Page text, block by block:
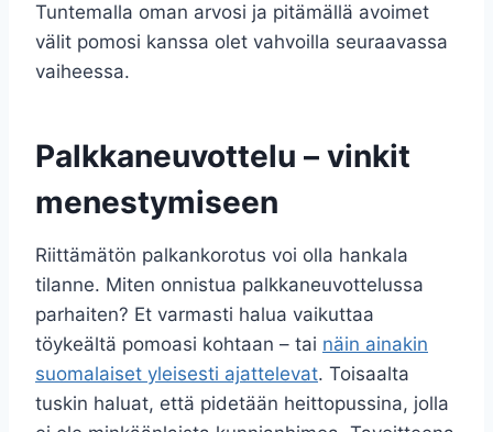
Tuntemalla oman arvosi ja pitämällä avoimet
välit pomosi kanssa olet vahvoilla seuraavassa
vaiheessa.
Palkkaneuvottelu – vinkit
menestymiseen
Riittämätön palkankorotus voi olla hankala
tilanne. Miten onnistua palkkaneuvottelussa
parhaiten? Et varmasti halua vaikuttaa
töykeältä pomoasi kohtaan – tai näin ainakin
suomalaiset yleisesti ajattelevat. Toisaalta
tuskin haluat, että pidetään heittopussina, jolla